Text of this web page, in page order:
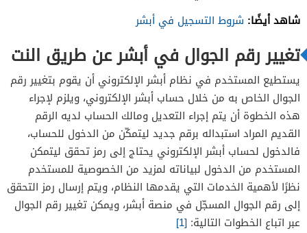
شاهد أيضًا: شروط التسجيل في أبشر
تغيير رقم الجوال في أبشر عن طريق النت
يستطيع المستخدم في نظام أبشر الإلكتروني أن يقوم بتغيير رقم
الجوال الخاص به من خلال حساب أبشر الإلكتروني، ويلزم لإجراء
هذه الخطوة أن يتم إجراء التعديل ومالك الحساب لديه الرقم
القديم المراد استبداله برقم جديد ليتمكّن من الدخول للحساب،
فالدخول لحساب أبشر الإلكتروني يحتاج إلى رمز تحقق ليتمكن
المستخدم من الدخول لبياناته لمزيد من الخصوصية للمستخدم
نظرًا لأهمية الخدمات التي يقدمها النظام، ويتم إرسال رمز التحقق
إلى رقم الجوال المسجّل في منصة أبشر، ويمكن تغيير رقم الجوال
عبر اتباع الخطوات التالية: [1]